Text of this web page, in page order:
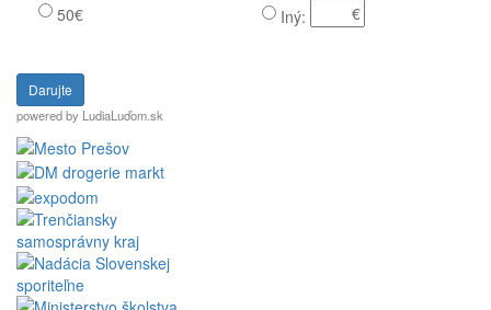
50€
Iný:
Darujte
powered by LudiaLuďom.sk